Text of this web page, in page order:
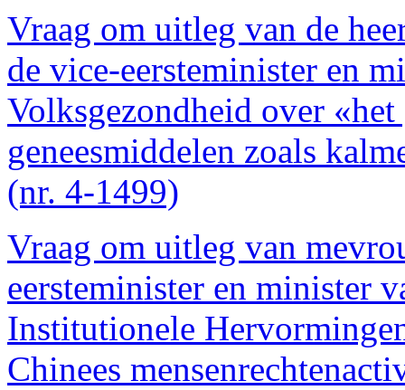
Vraag om uitleg van de
de vice-eersteminister en
Volksgezondheid over
geneesmiddelen zoals
(nr. 4-1499)
Vraag om uitleg van
eersteminister en minister
Institutionele
Chinees